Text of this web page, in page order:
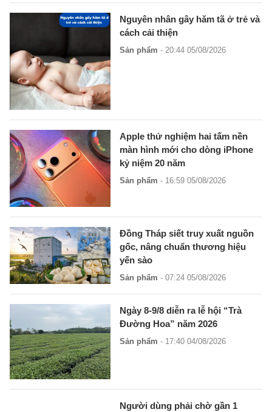
Nguyên nhân gây hăm tã ở trẻ và
cách cải thiện
Sản phẩm - 20:44 05/08/2026
Apple thử nghiệm hai tấm nền
màn hình mới cho dòng iPhone
kỷ niệm 20 năm
Sản phẩm - 16:59 05/08/2026
Đồng Tháp siết truy xuất nguồn
gốc, nâng chuẩn thương hiệu
yến sào
Sản phẩm - 07:24 05/08/2026
Ngày 8-9/8 diễn ra lễ hội “Trà
Đường Hoa” năm 2026
Sản phẩm - 17:40 04/08/2026
Người dùng phải chờ gần 1